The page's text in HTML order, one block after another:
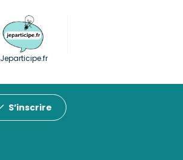
Jeparticipe.fr
S’inscrire